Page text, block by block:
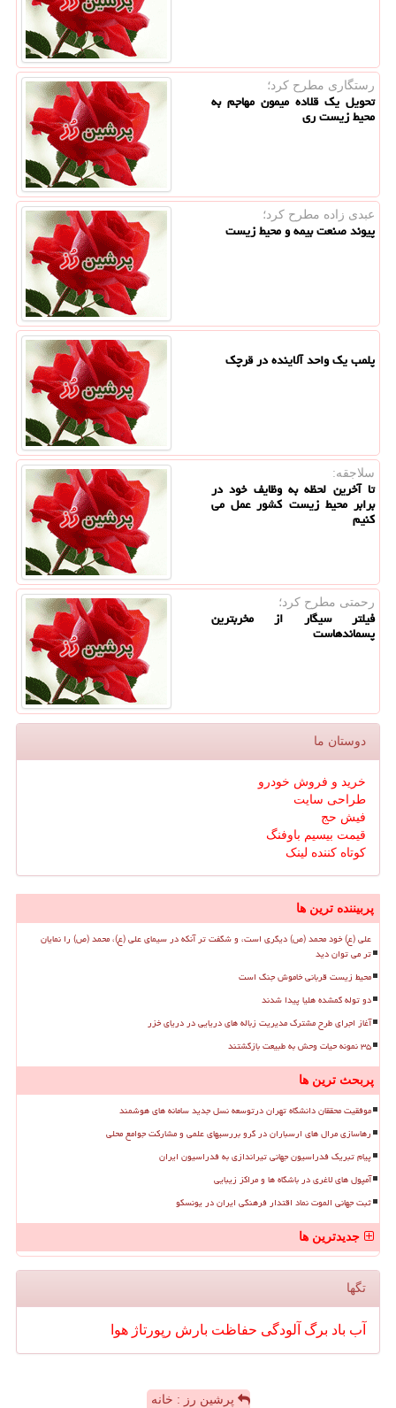
رستگاری مطرح كرد؛
تحویل یک قلاده میمون مهاجم به
محیط زیست ری
عبدی زاده مطرح كرد؛
پیوند صنعت بیمه و محیط زیست
پلمب یک واحد آلاینده در قرچک
سلاجقه:
تا آخرین لحظه به وظایف خود در
برابر محیط زیست کشور عمل می
کنیم
رحمتی مطرح كرد؛
فیلتر سیگار از مخربترین
پسماندهاست
دوستان ما
خرید و فروش خودرو
طراحی سایت
فیش حج
قیمت بیسیم باوفنگ
کوتاه کننده لینک
پربیننده ترین ها
علی (ع) خود محمد (ص) دیگری است، و شگفت تر آنکه در سیمای علی (ع)، محمد (ص) را نمایان
تر می توان دید
محیط زیست قربانی خاموش جنگ است
دو توله گمشده هلیا پیدا شدند
آغاز اجرای طرح مشترک مدیریت زباله های دریایی در دریای خزر
۳۵ نمونه حیات وحش به طبیعت بازگشتند
پربحث ترین ها
موفقیت محققان دانشگاه تهران درتوسعه نسل جدید سامانه های هوشمند
رهاسازی مرال های ارسباران در گرو بررسیهای علمی و مشارکت جوامع محلی
پیام تبریک فدراسیون جهانی تیراندازی به فدراسیون ایران
آمپول های لاغری در باشگاه ها و مراکز زیبایی
ثبت جهانی الموت نماد اقتدار فرهنگی ایران در یونسکو
جدیدترین ها
تگها
آب باد برگ آلودگی حفاظت بارش رپورتاژ هوا
پرشین رز : خانه